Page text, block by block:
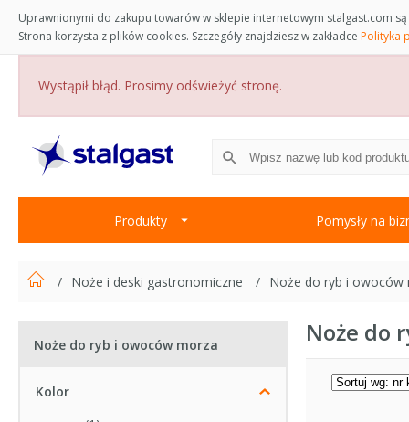
Uprawnionymi do zakupu towarów w sklepie internetowym stalgast.com
Strona korzysta z plików cookies. Szczegóły znajdziesz w zakładce Polityka
Wystąpił błąd. Prosimy odświeżyć stronę.
Produkty Pomysły na
Noże i deski gastronomiczne Noże do ryb i owoców
Noże do ryb i owoców morza
Kolor
Noże do